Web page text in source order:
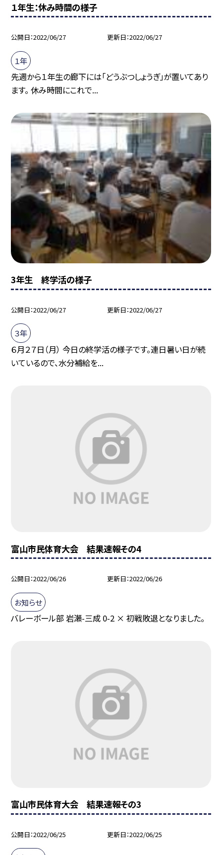
１年生：休み時間の様子
公開日 2022/06/27 更新日 2022/06/27
１年
先週から１年生の廊下には「どうぶつしょうぎ」が置いてあり
ます。 休み時間にこれで...
3年生 終学活の様子
公開日 2022/06/27 更新日 2022/06/27
３年
６月２７日（月） 今日の終学活の様子です。連日暑い日が続
いているので、水分補給を...
富山市民体育大会 結果速報その4
公開日 2022/06/26 更新日 2022/06/26
お知らせ
バレーボール部 岩瀬-三成 0-2 × 初戦敗退となりました。
富山市民体育大会 結果速報その3
公開日 2022/06/25 更新日 2022/06/25